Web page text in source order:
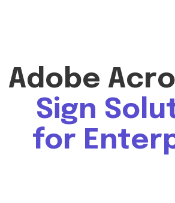
Adobe
Sign
for